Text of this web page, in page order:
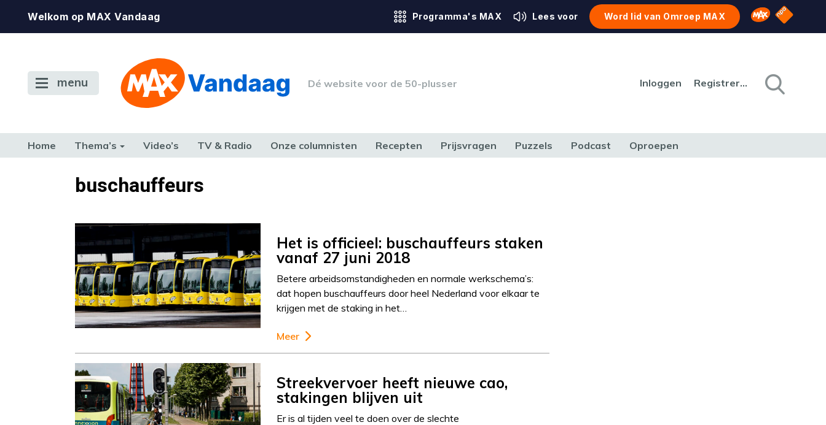
Welkom op MAX Vandaag Programma's MAX Lees voor Word lid van Omroep MAX Omroep MAX
NPO
menu Dé website voor de 50-plusser Inloggen Registreren
Home Thema’s Video’s TV & Radio Onze columnisten Recepten Prijsvragen Puzzels Podcast Oproepen
TERUG NAAR TOENbuschauffeurs
Het is officieel: buschauffeurs staken
vanaf 27 juni 2018
Betere arbeidsomstandigheden en normale werkschema’s:
dat hopen buschauffeurs door heel Nederland voor elkaar te
krijgen met de staking in het…
Meer
Streekvervoer heeft nieuwe cao,
stakingen blijven uit
Er is al tijden veel te doen over de slechte